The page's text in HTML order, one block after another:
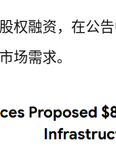
权融资，在公
场需求。